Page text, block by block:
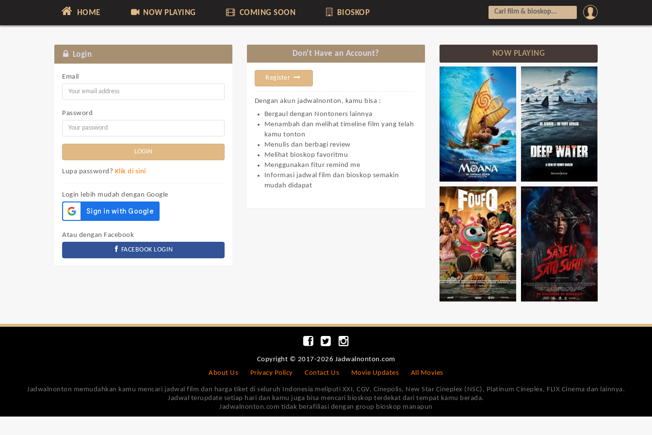
HOME NOW PLAYING COMING SOON BIOSKOP
Login
Email
Password
Lupa password? Klik di sini
Login lebih mudah dengan Google
Atau dengan Facebook
FACEBOOK LOGIN
Don't Have an Account?
Register
Dengan akun jadwalnonton, kamu bisa :
Bergaul dengan Nontoners lainnya
Menambah dan melihat timeline film yang telah
kamu tonton
Menulis dan berbagi review
Melihat bioskop favoritmu
Menggunakan fitur remind me
Informasi jadwal film dan bioskop semakin
mudah didapat
NOW PLAYING
Copyright © 2017-2026 Jadwalnonton.com
About Us
Privacy Policy Contact Us Movie Updates All Movies
Jadwalnonton memudahkan kamu mencari jadwal film dan harga tiket di seluruh Indonesia meliputi XXI, CGV, Cinepolis, New Star Cineplex (NSC), Platinum Cineplex, FLIX Cinema dan lainnya.
Jadwal terupdate setiap hari dan kamu juga bisa mencari bioskop terdekat dari tempat kamu berada.
Jadwalnonton.com tidak berafiliasi dengan group bioskop manapun